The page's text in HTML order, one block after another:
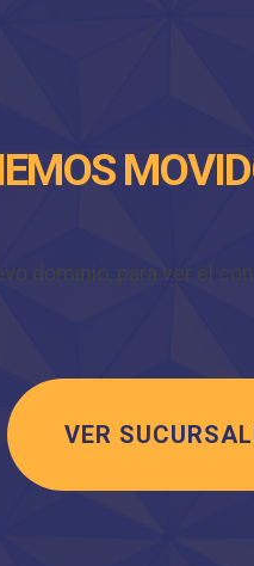
dominio, para ver el
VER